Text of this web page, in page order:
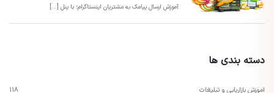
آموزش ارسال پیامک به مشتریان اینستاگرام؛ با پنل [...]
دسته بندی ها
اموزش بازاریابی و تبلیغات 118